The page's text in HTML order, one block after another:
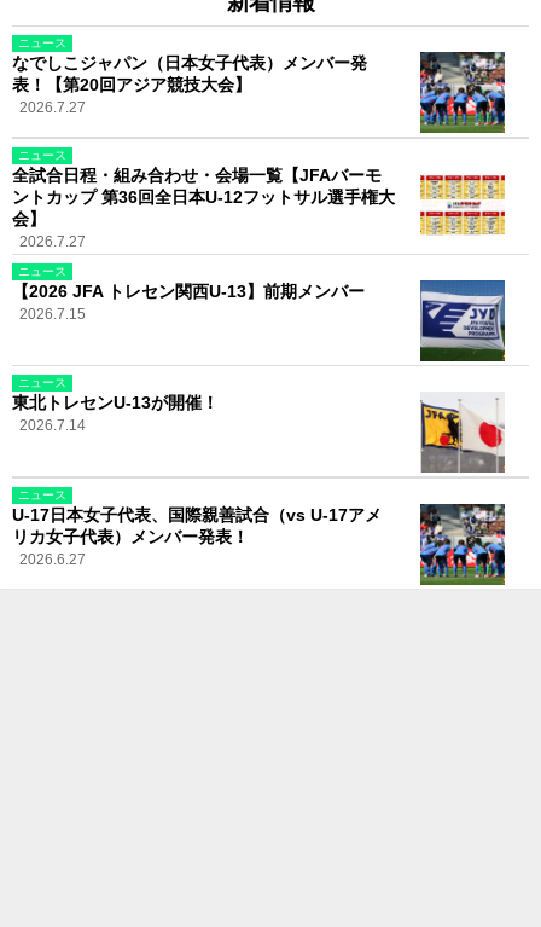
ニュース
なでしこジャパン（日本女子代表）メンバー発
表！【第20回アジア競技大会】
2026.7.27
ニュース
全試合日程・組み合わせ・会場一覧【JFAバーモ
ントカップ 第36回全日本U-12フットサル選手権大
会】
2026.7.27
ニュース
【2026 JFA トレセン関西U-13】前期メンバー
2026.7.15
ニュース
東北トレセンU-13が開催！
2026.7.14
ニュース
U-17日本女子代表、国際親善試合（vs U-17アメ
リカ女子代表）メンバー発表！
2026.6.27